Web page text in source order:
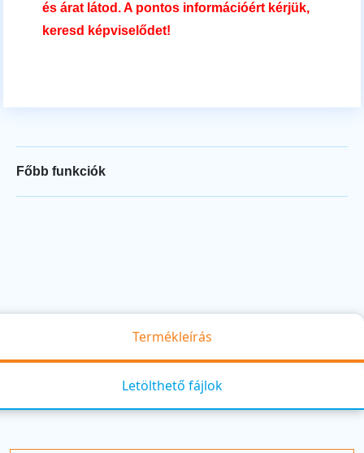
és árat látod. A pontos információért kérjük,
keresd képviselődet!
Főbb funkciók
Termékleírás
Letölthető fájlok